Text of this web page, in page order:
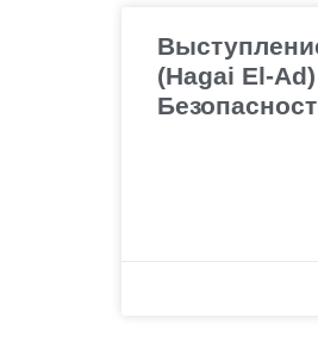
(Hagai El-